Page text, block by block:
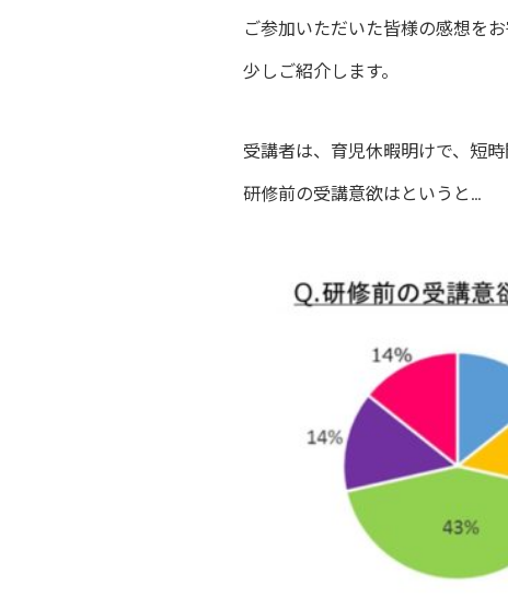
ご参加いただいた皆様の感想を
少しご紹介します。
受講者は、育児休暇明けで、短
研修前の受講意欲はというと…